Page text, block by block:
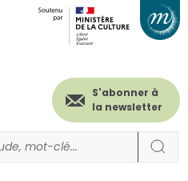
S'abonner à
la newsletter